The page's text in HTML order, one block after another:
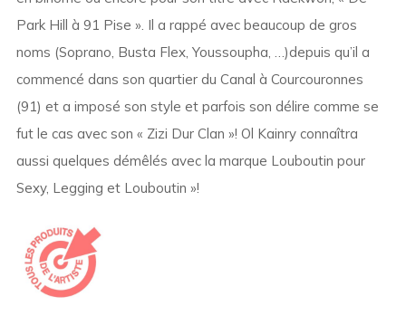
Park Hill à 91 Pise ». Il a rappé avec beaucoup de gros
noms (Soprano, Busta Flex, Youssoupha, …)depuis qu’il a
commencé dans son quartier du Canal à Courcouronnes
(91) et a imposé son style et parfois son délire comme se
fut le cas avec son « Zizi Dur Clan »! Ol Kainry connaîtra
aussi quelques démêlés avec la marque Louboutin pour
Sexy, Legging et Louboutin »!